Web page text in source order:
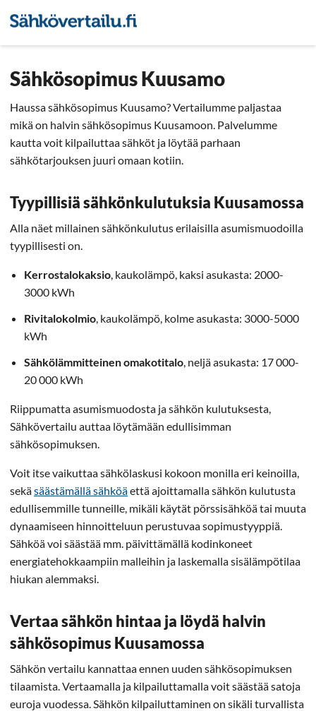
Sähkösopimus Kuusamo
Haussa sähkösopimus Kuusamo? Vertailumme paljastaa
mikä on halvin sähkösopimus Kuusamoon. Palvelumme
kautta voit kilpailuttaa sähköt ja löytää parhaan
sähkötarjouksen juuri omaan kotiin.
Tyypillisiä sähkönkulutuksia Kuusamossa
Alla näet millainen sähkönkulutus erilaisilla asumismuodoilla
tyypillisesti on.
Kerrostalokaksio, kaukolämpö, kaksi asukasta: 2000-
3000 kWh
Rivitalokolmio, kaukolämpö, kolme asukasta: 3000-5000
kWh
Sähkölämmitteinen omakotitalo, neljä asukasta: 17 000-
20 000 kWh
Riippumatta asumismuodosta ja sähkön kulutuksesta,
Sähkövertailu auttaa löytämään edullisimman
sähkösopimuksen.
Voit itse vaikuttaa sähkölaskusi kokoon monilla eri keinoilla,
sekäsäästämällä sähköäettä ajoittamalla sähkön kulutusta
edullisemmille tunneille, mikäli käytät pörssisähköä tai muuta
dynaamiseen hinnoitteluun perustuvaa sopimustyyppiä.
Sähköä voi säästää mm. päivittämällä kodinkoneet
energiatehokkaampiin malleihin ja laskemalla sisälämpötilaa
hiukan alemmaksi.
Vertaa sähkön hintaa ja löydä halvin
sähkösopimus Kuusamossa
Sähkön vertailu kannattaa ennen uuden sähkösopimuksen
tilaamista. Vertaamalla ja kilpailuttamalla voit säästää satoja
euroja vuodessa. Sähkön kilpailuttaminen on sikäli turvallista